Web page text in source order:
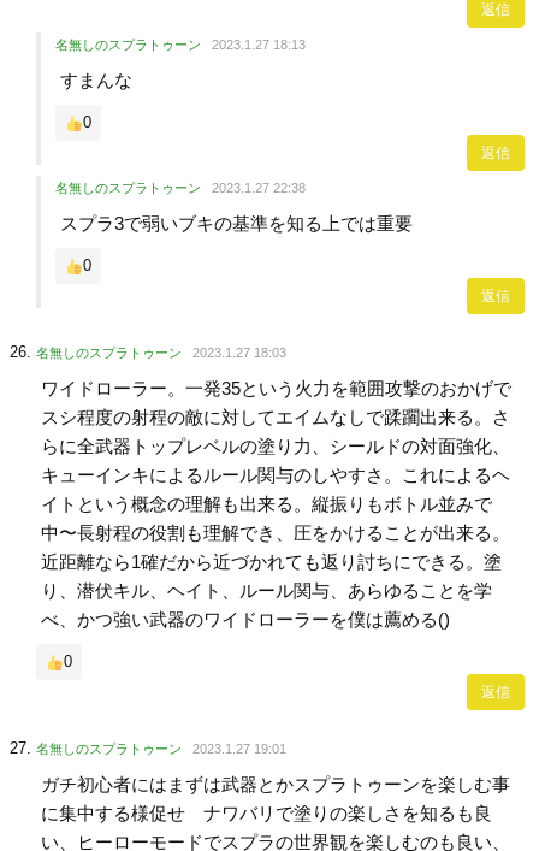
返信
名無しのスプラトゥーン 2023.1.27 18:13
すまんな
0
返信
名無しのスプラトゥーン 2023.1.27 22:38
スプラ3で弱いブキの基準を知る上では重要
0
返信
名無しのスプラトゥーン 2023.1.27 18:03
ワイドローラー。一発35という火力を範囲攻撃のおかげで
スシ程度の射程の敵に対してエイムなしで蹂躙出来る。さ
らに全武器トップレベルの塗り力、シールドの対面強化、
キューインキによるルール関与のしやすさ。これによるヘ
イトという概念の理解も出来る。縦振りもボトル並みで
中〜長射程の役割も理解でき、圧をかけることが出来る。
近距離なら1確だから近づかれても返り討ちにできる。塗
り、潜伏キル、ヘイト、ルール関与、あらゆることを学
べ、かつ強い武器のワイドローラーを僕は薦める()
0
返信
名無しのスプラトゥーン 2023.1.27 19:01
ガチ初心者にはまずは武器とかスプラトゥーンを楽しむ事
に集中する様促せ ナワバリで塗りの楽しさを知るも良
い、ヒーローモードでスプラの世界観を楽しむのも良い、